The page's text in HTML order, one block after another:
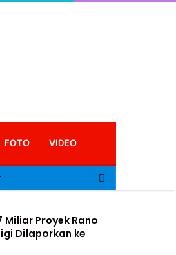
FOTO VIDEO
Miliar Proyek Rano
Dilaporkan ke